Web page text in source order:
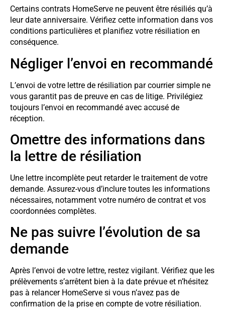
Certains contrats HomeServe ne peuvent être résiliés qu’à
leur date anniversaire. Vérifiez cette information dans vos
conditions particulières et planifiez votre résiliation en
conséquence.
Négliger l’envoi en recommandé
L’envoi de votre lettre de résiliation par courrier simple ne
vous garantit pas de preuve en cas de litige. Privilégiez
toujours l’envoi en recommandé avec accusé de
réception.
Omettre des informations dans
la lettre de résiliation
Une lettre incomplète peut retarder le traitement de votre
demande. Assurez-vous d’inclure toutes les informations
nécessaires, notamment votre numéro de contrat et vos
coordonnées complètes.
Ne pas suivre l’évolution de sa
demande
Après l’envoi de votre lettre, restez vigilant. Vérifiez que les
prélèvements s’arrêtent bien à la date prévue et n’hésitez
pas à relancer HomeServe si vous n’avez pas de
confirmation de la prise en compte de votre résiliation.